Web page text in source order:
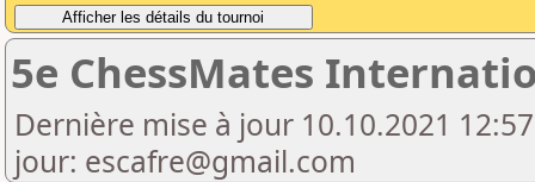
5e ChessMates
Dernière mise à jour 10.10.2021
jour: escafre@gmail.com